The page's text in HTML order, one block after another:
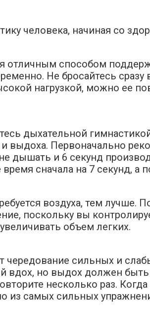
человека, начиная со
отличным способом
Не бросайтесь сразу
нагрузкой, можно ее
дыхательной
выдоха. Первоначально
дышать и 6 секунд
сначала на 7 секунд, а
воздуха, тем лучше.
поскольку вы
объем легких.
чередование сильных и
вдох, но выдох должен
несколько раз.
из самых сильных